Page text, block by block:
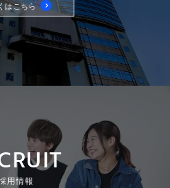
はこちら
用情報